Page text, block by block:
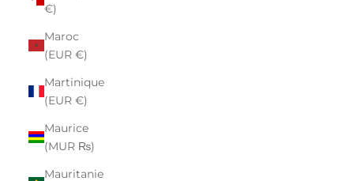
€)
Maroc
(EUR €)
Martinique
(EUR €)
Maurice
(MUR ₨)
Mauritanie